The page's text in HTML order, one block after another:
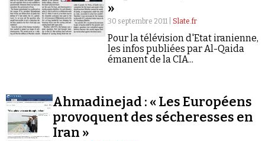
»
30 septembre 2011 | Slate.fr
Pour la télévision d'Etat iranienne,
les infos publiées par Al-Qaida
émanent de la CIA...
Ahmadinejad : « Les Européens
provoquent des sécheresses en
Iran »